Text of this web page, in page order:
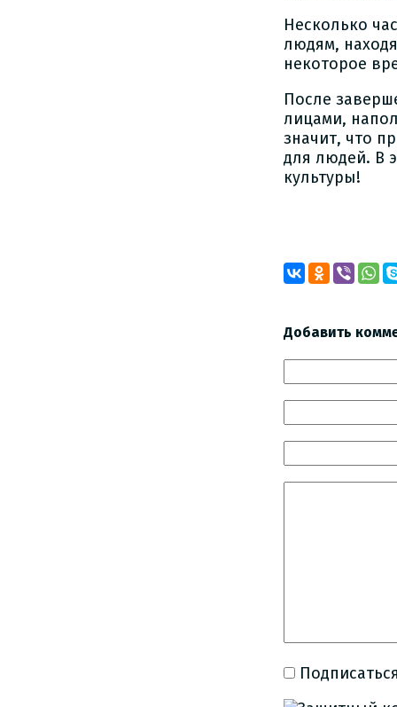
Несколько
людям,
некоторое
После
лицами,
значит, что
для людей. В
культуры!
Добавить